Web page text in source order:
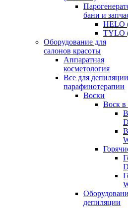
бани и
HELO
TYLO
Оборудование для
салонов красоты
Аппаратная
косметология
Все для
парафинотерапии
Воски
Воск в
депиляции